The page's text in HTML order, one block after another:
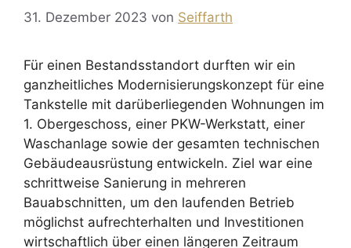
31. Dezember 2023 von Seiffarth
Für einen Bestandsstandort durften wir ein
ganzheitliches Modernisierungskonzept für eine
Tankstelle mit darüberliegenden Wohnungen im
1. Obergeschoss, einer PKW-Werkstatt, einer
Waschanlage sowie der gesamten technischen
Gebäudeausrüstung entwickeln. Ziel war eine
schrittweise Sanierung in mehreren
Bauabschnitten, um den laufenden Betrieb
möglichst aufrechterhalten und Investitionen
wirtschaftlich über einen längeren Zeitraum